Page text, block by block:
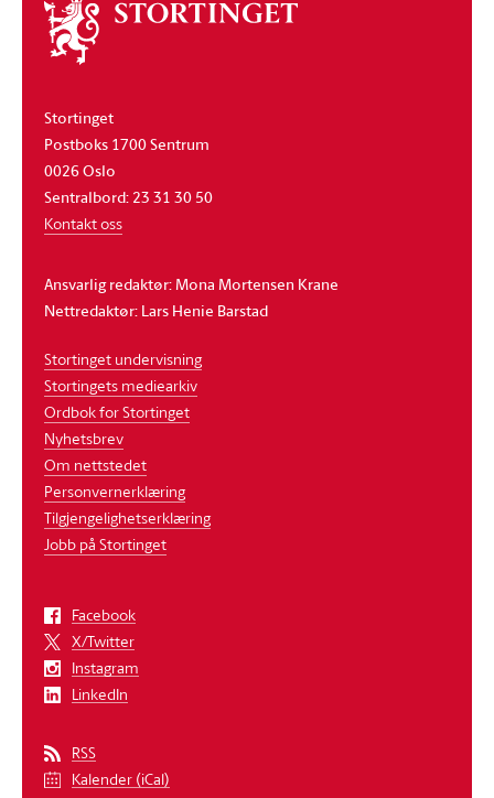
Om
stortinget
Stortinget
Postboks 1700 Sentrum
0026 Oslo
Sentralbord: 23 31 30 50
Kontakt oss
Ansvarlig redaktør: Mona Mortensen Krane
Nettredaktør: Lars Henie Barstad
Stortinget undervisning
Stortingets mediearkiv
Ordbok for Stortinget
Nyhetsbrev
Om nettstedet
Personvernerklæring
Tilgjengelighetserklæring
Jobb på Stortinget
Facebook
X/Twitter
Instagram
LinkedIn
RSS
Kalender (iCal)